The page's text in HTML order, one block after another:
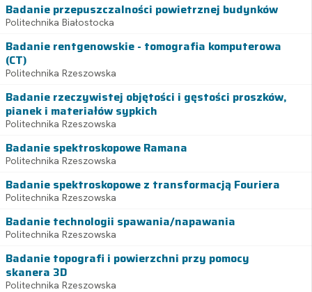
Badanie przepuszczalności powietrznej budynków
Politechnika Białostocka
Badanie rentgenowskie - tomografia komputerowa
(CT)
Politechnika Rzeszowska
Badanie rzeczywistej objętości i gęstości proszków,
pianek i materiałów sypkich
Politechnika Rzeszowska
Badanie spektroskopowe Ramana
Politechnika Rzeszowska
Badanie spektroskopowe z transformacją Fouriera
Politechnika Rzeszowska
Badanie technologii spawania/napawania
Politechnika Rzeszowska
Badanie topografi i powierzchni przy pomocy
skanera 3D
Politechnika Rzeszowska